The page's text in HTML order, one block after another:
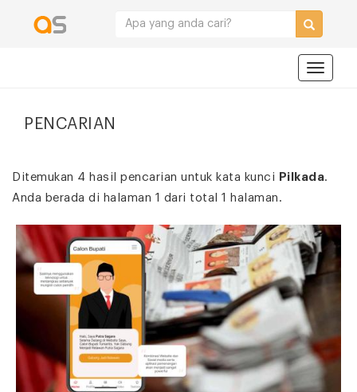
PENCARIAN
Ditemukan 4 hasil pencarian untuk kata kunci Pilkada.
Anda berada di halaman 1 dari total 1 halaman.